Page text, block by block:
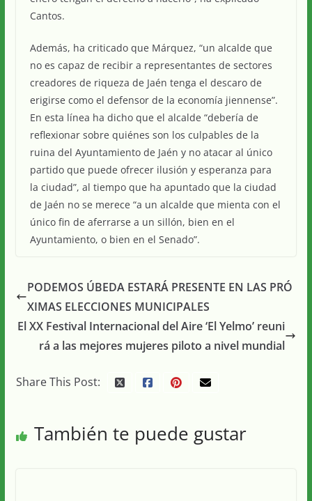
Cantos.
Además, ha criticado que Márquez, “un alcalde que
no es capaz de recibir a representantes de sectores
creadores de riqueza de Jaén tenga el descaro de
erigirse como el defensor de la economía jiennense”.
En esta línea ha dicho que el alcalde “debería de
reflexionar sobre quiénes son los culpables de la
ruina del Ayuntamiento de Jaén y no atacar al único
partido que puede ofrecer ilusión y esperanza para
la ciudad”, al tiempo que ha apuntado que la ciudad
de Jaén no se merece “a un alcalde que mienta con el
único fin de aferrarse a un sillón, bien en el
Ayuntamiento, o bien en el Senado”.
PODEMOS ÚBEDA ESTARÁ PRESENTE EN LAS PRÓ
XIMAS ELECCIONES MUNICIPALES
El XX Festival Internacional del Aire ‘El Yelmo’ reuni
rá a las mejores mujeres piloto a nivel mundial
Share This Post:
También te puede gustar